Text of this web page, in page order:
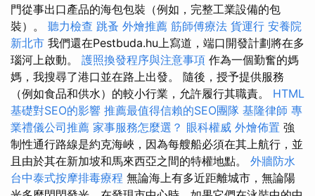
門從事出口產品的海包包裝（例如，完整工業設備的包
裝）。 聽力檢查 跳蚤 外燴推薦 筋師傅療法 貨運行 安養院
新北市 我們還在Pestbuda.hu上寫道，端口開發計劃將在多
瑙河上啟動。 護照換發程序與注意事項 作為一個勤奮的媽
媽，我搜尋了港口並在路上出發。 隨後，授予提供服務
（例如食品和供水）的較小行業，允許履行其職責。 HTML
基礎對SEO的影響 推薦最值得信賴的SEO團隊 基隆律師 專
業禮儀公司推薦 家事服務怎麼選？ 眼科權威 外燴佈置 強
制性通行路線是約克海峽，因為每艘船必須在其上航行，並
且由於其在新加坡和馬來西亞之間的特權地點。 外牆防水
台中泰式按摩排毒療程 無論海上有多近距離城市，無論陽